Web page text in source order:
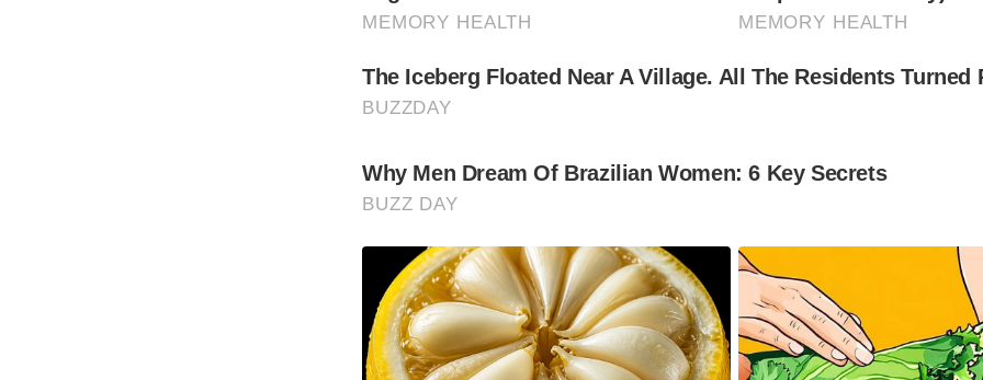
MEMORY HEALTH MEMORY HEALTH
The Iceberg Floated Near A Village. All The Residents Turned
BUZZDAY
Why Men Dream Of Brazilian Women: 6 Key Secrets
BUZZ DAY